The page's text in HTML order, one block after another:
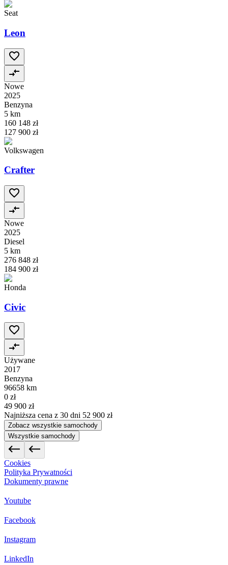
Seat
Leon
Nowe
2025
Benzyna
5 km
160 148 zł
127 900 zł
Volkswagen
Crafter
Nowe
2025
Diesel
5 km
276 848 zł
184 900 zł
Honda
Civic
Używane
2017
Benzyna
96658 km
0 zł
49 900 zł
Najniższa cena z 30 dni 52 900 zł
Zobacz wszystkie samochody
Wszystkie samochody
Cookies
Polityka Prywatności
Dokumenty prawne
Youtube
Facebook
Instagram
LinkedIn